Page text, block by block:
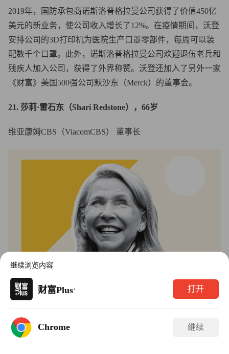
2019年，国防承包商诺斯洛普格拉曼公司获得了价值450亿
美元的新业务，使公司收入增长了12%。在疫情期间，沃登
安排公司的3D打印机为医院生产口罩零部件，每周可以装
配数千个口罩。此外，诺斯洛普格拉曼公司欢迎退伍老兵和
残疾人加入公司，获得了外界称赞。沃登还加入了另外一家
《财富》美国500强公司默沙东（Merck）的董事会。
21. 莎莉·雷石东（Shari Redstone），66岁
维亚康姆CBS（ViacomCBS） 董事长
在父亲萨姆纳·雷石东于今年8月去世后，莎莉如今是维亚康
继续浏览内容
财富Plus· 打开
Chrome 继续